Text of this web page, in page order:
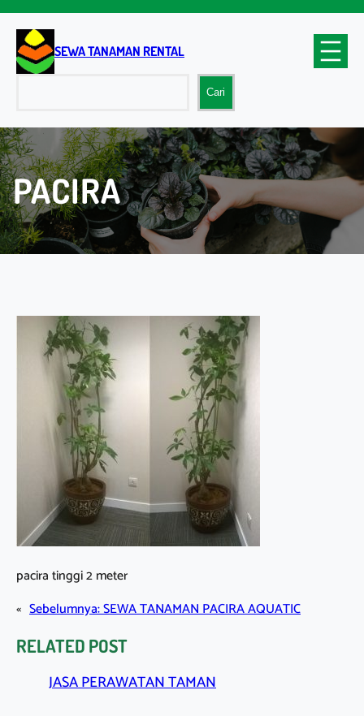
Lewati
konten
SEWA TANAMAN RENTAL
Cari
PACIRA
pacira tinggi 2 meter
« Sebelumnya:SEWA TANAMAN PACIRA AQUATIC
RELATED POST
JASA PERAWATAN TAMAN